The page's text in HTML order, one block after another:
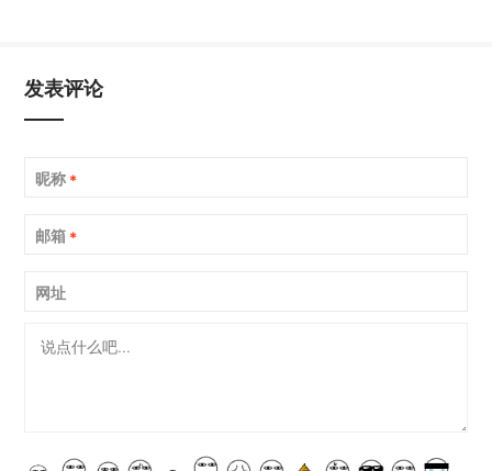
发表评论
昵称 *
邮箱 *
网址